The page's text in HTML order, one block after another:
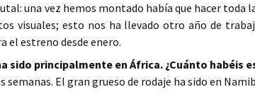
una vez hemos montado había que hacer toda
visuales; esto nos ha llevado otro año de
el estreno desde enero.
sido principalmente en África. ¿Cuánto habéis
semanas. El gran grueso de rodaje ha sido en